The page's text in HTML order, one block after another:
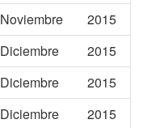
Noviembre
2015
Diciembre
2015
Diciembre
2015
Diciembre
2015